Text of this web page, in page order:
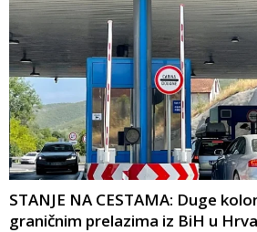
STANJE NA CESTAMA: Duge
graničnim prelazima iz BiH u